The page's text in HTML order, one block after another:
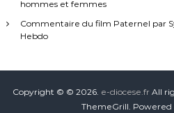
hommes et femmes
Commentaire du film Paternel par
Hebdo
Copyright © © 2026. e-diocese.frAll
ThemeGrill. Powered